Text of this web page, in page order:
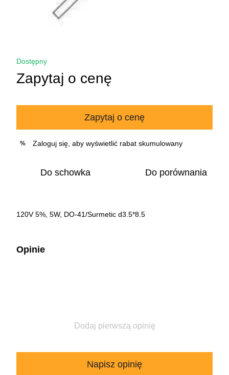
Dostępny
Zapytaj o cenę
Zapytaj o cenę
% Zaloguj się , aby wyświetlić rabat skumulowany
Do schowka Do porównania
120V 5%, 5W, DO-41/Surmetic d3.5*8.5
Opinie
Dodaj pierwszą opinię
Napisz opinię